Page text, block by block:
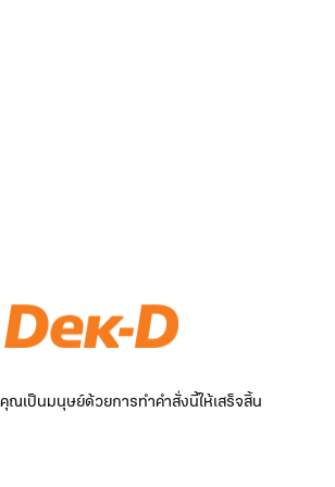
ณเป็นมนุษย์ด้วยการทำคำสั่งนี้ให้เสร็จสิ้น